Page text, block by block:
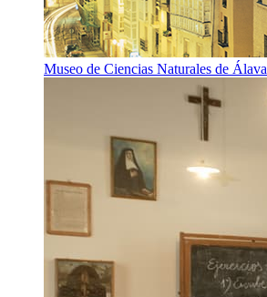
Museo de Ciencias Naturales de Álava